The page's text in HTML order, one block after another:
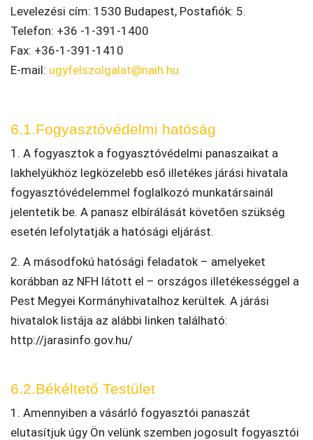
Levelezési cím: 1530 Budapest, Postafiók: 5.
Telefon: +36 -1-391-1400
Fax: +36-1-391-1410
E-mail: ugyfelszolgalat@naih.hu
6.1.Fogyasztóvédelmi hatóság
1. A fogyasztok a fogyasztóvédelmi panaszaikat a
lakhelyükhöz legközelebb eső illetékes járási hivatala
fogyasztóvédelemmel foglalkozó munkatársainál
jelentetik be. A panasz elbírálását követően szükség
esetén lefolytatják a hatósági eljárást.
2. A másodfokú hatósági feladatok – amelyeket
korábban az NFH látott el – országos illetékességgel a
Pest Megyei Kormányhivatalhoz kerültek. A járási
hivatalok listája az alábbi linken található:
http://jarasinfo.gov.hu/
6.2.Békéltető Testület
1. Amennyiben a vásárló fogyasztói panaszát
elutasítjuk úgy Ön velünk szemben jogosult fogyasztói